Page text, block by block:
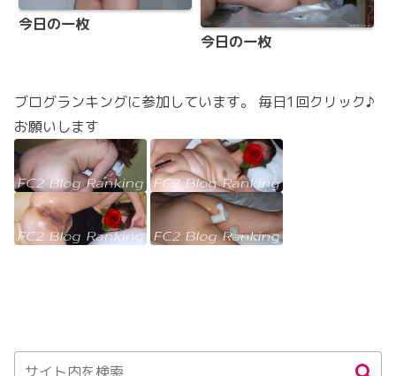
今日の一枚
今日の一枚
ブログランキングに参加しています。 毎日1回クリック♪
お願いします